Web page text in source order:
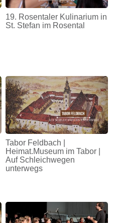
19. Rosentaler Kulinarium in
St. Stefan im Rosental
Tabor Feldbach |
Heimat.Museum im Tabor |
Auf Schleichwegen
unterwegs